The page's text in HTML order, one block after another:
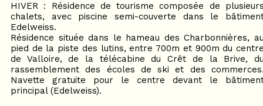
HIVER : Résidence de tourisme composée de
chalets, avec piscine semi-couverte dans le
Edelweiss.
Résidence située dans le hameau des Charbonnières,
pied de la piste des lutins, entre 700m et 900m du
de Valloire, de la télécabine du Crêt de la Brive,
rassemblement des écoles de ski et des
Navette gratuite pour le centre devant le
principal (Edelweiss).